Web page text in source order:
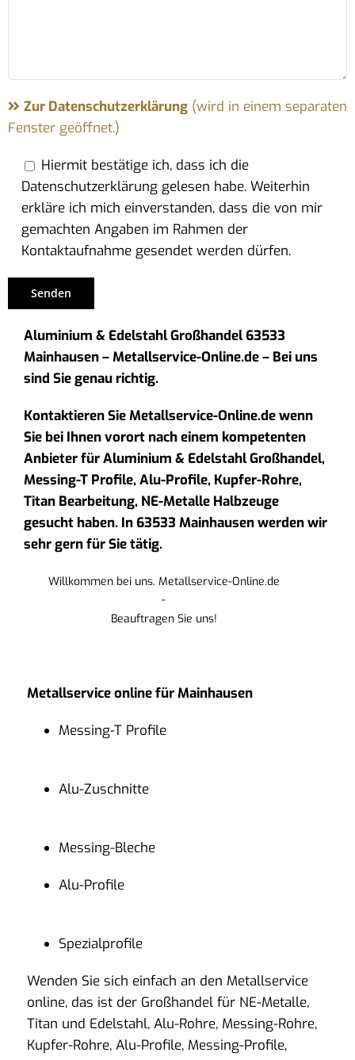
Zur Datenschutzerklärung(wird in einem separaten
Fenster geöffnet.)
Hiermit bestätige ich, dass ich die
Datenschutzerklärung gelesen habe. Weiterhin
erkläre ich mich einverstanden, dass die von mir
gemachten Angaben im Rahmen der
Kontaktaufnahme gesendet werden dürfen.
Aluminium & Edelstahl Großhandel 63533
Mainhausen – Metallservice-Online.de – Bei uns
sind Sie genau richtig.
Kontaktieren Sie Metallservice-Online.de wenn
Sie bei Ihnen vorort nach einem kompetenten
Anbieter für Aluminium & Edelstahl Großhandel,
Messing-T Profile, Alu-Profile, Kupfer-Rohre,
Titan Bearbeitung, NE-Metalle Halbzeuge
gesucht haben. In 63533 Mainhausen werden wir
sehr gern für Sie tätig.
Willkommen bei uns. Metallservice-Online.de
-
Beauftragen Sie uns!
Metallservice online für Mainhausen
Messing-T Profile
Alu-Zuschnitte
Messing-Bleche
Alu-Profile
Spezialprofile
Wenden Sie sich einfach an den Metallservice
online, das ist der Großhandel für NE-Metalle,
Titan und Edelstahl, Alu-Rohre, Messing-Rohre,
Kupfer-Rohre, Alu-Profile, Messing-Profile,